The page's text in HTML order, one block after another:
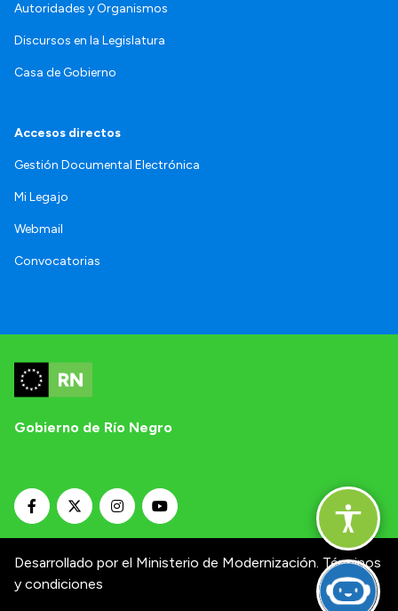
Autoridades y Organismos
Discursos en la Legislatura
Casa de Gobierno
Accesos directos
Gestión Documental Electrónica
Mi Legajo
Webmail
Convocatorias
Gobierno de Río Negro
Desarrollado por el Ministerio de Modernización. Términos
y condiciones